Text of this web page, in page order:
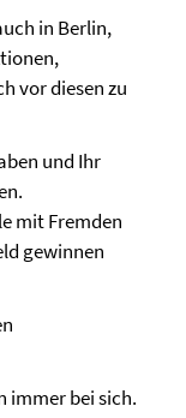
in Berlin,
vor diesen zu
und Ihr
mit Fremden
gewinnen
immer bei sich.